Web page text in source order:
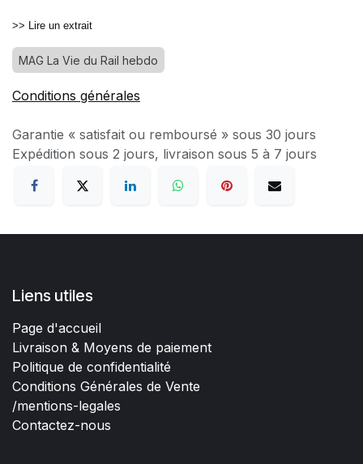
>> Lire un extrait
MAG La Vie du Rail hebdo
Conditions générales
Garantie « satisfait ou remboursé » sous 30 jours
Expédition sous 2 jours, livraison sous 5 à 7 jours
Liens utiles
Page d'accueil
Livraison & Moyens de paiement
Politique de confidentialité
Conditions Générales de Vente
/mentions-legales
Contactez-nous